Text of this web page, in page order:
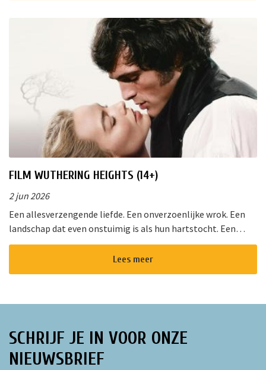
FILM WUTHERING HEIGHTS (14+)
2 jun 2026
Een allesverzengende liefde. Een onverzoenlijke wrok. Een
landschap dat even onstuimig is als hun hartstocht. Een
gedurfde en originele verfilming van de wereldberoemde
Lees meer
SCHRIJF JE IN VOOR ONZE
NIEUWSBRIEF